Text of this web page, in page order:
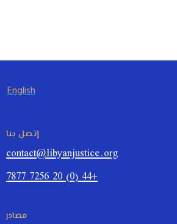
English
إتصل بنا
contact@libyanjustice.org
+44 (0) 20 7256 7877
مصادر